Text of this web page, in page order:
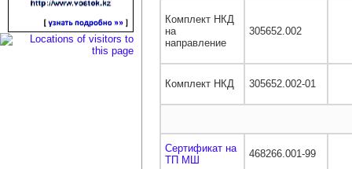
Комплект НКД
на
направление
305652.002
Комплект НКД 305652.002-01
Сертификат на
ТП МШ
468266.001-99